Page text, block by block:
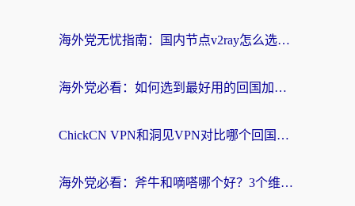
海外党无忧指南：国内节点v2ray怎么选？一键回国VPN+多场景实测帮你避坑
海外党必看：如何选到最好用的回国加速器？从节点到售后的全维度指南
ChickCN VPN和洞见VPN对比哪个回国效果更好？海外党亲测3款加速器+避坑指南
海外党必看：斧牛和嘀嗒哪个好？3个维度教你选对回国加速器